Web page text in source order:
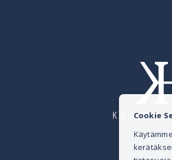
KALUSTE
Cookie